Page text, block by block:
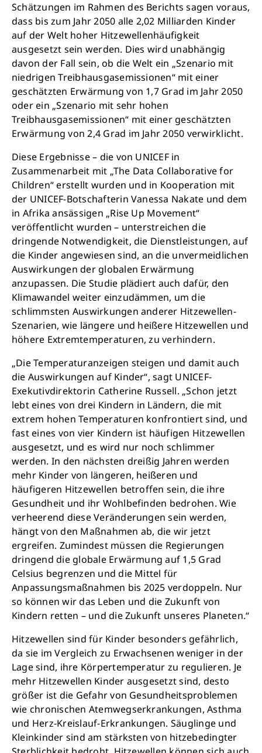
Schätzungen im Rahmen des Berichts sagen voraus,
dass bis zum Jahr 2050 alle 2,02 Milliarden Kinder
auf der Welt hoher Hitzewellenhäufigkeit
ausgesetzt sein werden. Dies wird unabhängig
davon der Fall sein, ob die Welt ein „Szenario mit
niedrigen Treibhausgasemissionen“ mit einer
geschätzten Erwärmung von 1,7 Grad im Jahr 2050
oder ein „Szenario mit sehr hohen
Treibhausgasemissionen“ mit einer geschätzten
Erwärmung von 2,4 Grad im Jahr 2050 verwirklicht.
Diese Ergebnisse – die von UNICEF in
Zusammenarbeit mit „The Data Collaborative for
Children“ erstellt wurden und in Kooperation mit
der UNICEF-Botschafterin Vanessa Nakate und dem
in Afrika ansässigen „Rise Up Movement“
veröffentlicht wurden – unterstreichen die
dringende Notwendigkeit, die Dienstleistungen, auf
die Kinder angewiesen sind, an die unvermeidlichen
Auswirkungen der globalen Erwärmung
anzupassen. Die Studie plädiert auch dafür, den
Klimawandel weiter einzudämmen, um die
schlimmsten Auswirkungen anderer Hitzewellen-
Szenarien, wie längere und heißere Hitzewellen und
höhere Extremtemperaturen, zu verhindern.
„Die Temperaturanzeigen steigen und damit auch
die Auswirkungen auf Kinder“, sagt UNICEF-
Exekutivdirektorin Catherine Russell. „Schon jetzt
lebt eines von drei Kindern in Ländern, die mit
extrem hohen Temperaturen konfrontiert sind, und
fast eines von vier Kindern ist häufigen Hitzewellen
ausgesetzt, und es wird nur noch schlimmer
werden. In den nächsten dreißig Jahren werden
mehr Kinder von längeren, heißeren und
häufigeren Hitzewellen betroffen sein, die ihre
Gesundheit und ihr Wohlbefinden bedrohen. Wie
verheerend diese Veränderungen sein werden,
hängt von den Maßnahmen ab, die wir jetzt
ergreifen. Zumindest müssen die Regierungen
dringend die globale Erwärmung auf 1,5 Grad
Celsius begrenzen und die Mittel für
Anpassungsmaßnahmen bis 2025 verdoppeln. Nur
so können wir das Leben und die Zukunft von
Kindern retten – und die Zukunft unseres Planeten.“
Hitzewellen sind für Kinder besonders gefährlich,
da sie im Vergleich zu Erwachsenen weniger in der
Lage sind, ihre Körpertemperatur zu regulieren. Je
mehr Hitzewellen Kinder ausgesetzt sind, desto
größer ist die Gefahr von Gesundheitsproblemen
wie chronischen Atemwegserkrankungen, Asthma
und Herz-Kreislauf-Erkrankungen. Säuglinge und
Kleinkinder sind am stärksten von hitzebedingter